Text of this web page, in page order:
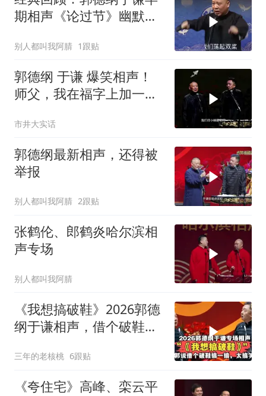
期相声《论过节》幽默风
别人都叫我阿腈 1跟贴
郭德纲 于谦 爆笑相声！
师父，我在福字上加一
市井大实话
郭德纲最新相声，还得被
举报
别人都叫我阿腈 2跟贴
张鹤伦、郎鹤炎哈尔滨相
声专场
别人都叫我阿腈
《我想搞破鞋》2026郭德
纲于谦相声，借个破鞋我
三年的老核桃 6跟贴
《夸住宅》高峰、栾云平